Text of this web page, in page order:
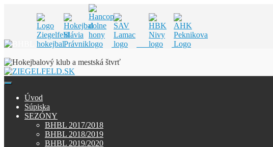
to
content
Úvod
Súpiska
SEZÓNY
BHBL 2017/2018
BHBL 2018/2019
BHBL 2019/2020